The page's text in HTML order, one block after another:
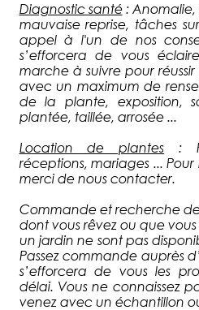
Diagnostic santé: Anomalie,
mauvaise reprise, tâches
appel à l'un de nos
s’efforcera de vous
marche à suivre pour
avec un maximum de
de la plante, exposition,
plantée, taillée, arrosée ...
Location de plantes :
réceptions, mariages ...
merci de nous contacter.
Commande et recherche
dont vous rêvez ou que
un jardin ne sont pas
Passez commande auprès
s’efforcera de vous les
délai. Vous ne connaissez
venez avec un échantillon